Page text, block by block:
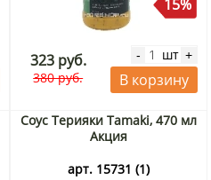
15%
323 руб.
380 руб.
- шт +
В корзину
Соус Терияки Tamaki, 470 мл
Акция
арт. 15731 (1)